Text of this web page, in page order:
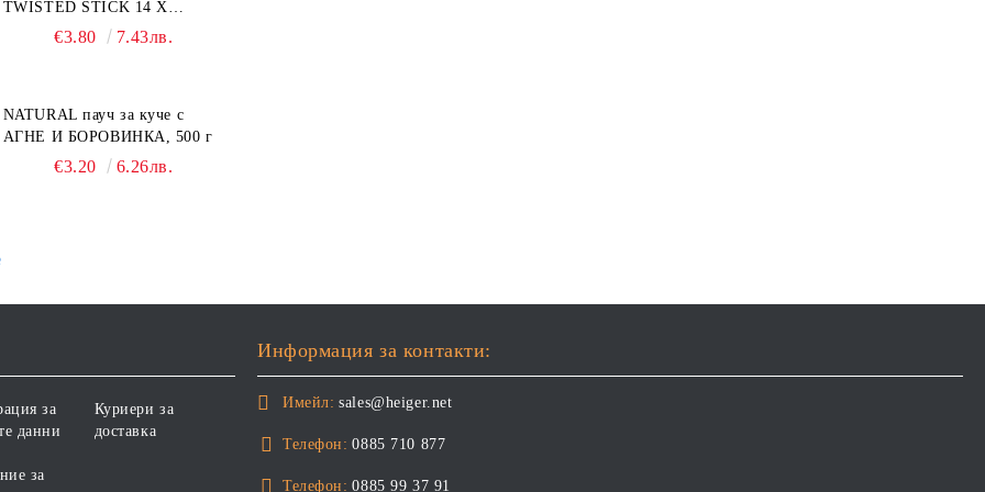
TWISTED STICK 14 X
ДЪВЧАЩИ ДЕНТАЛНИ
€3.80 7.43лв.
NATURAL пауч за куче с
АГНЕ И БОРОВИНКА, 500 г
€3.20 6.26лв.
за
данни
за
Куриери за
доставка
Информация за контакти:
Имейл: sales@heiger.net
Телефон: 0885 710 877
Телефон: 0885 99 37 91